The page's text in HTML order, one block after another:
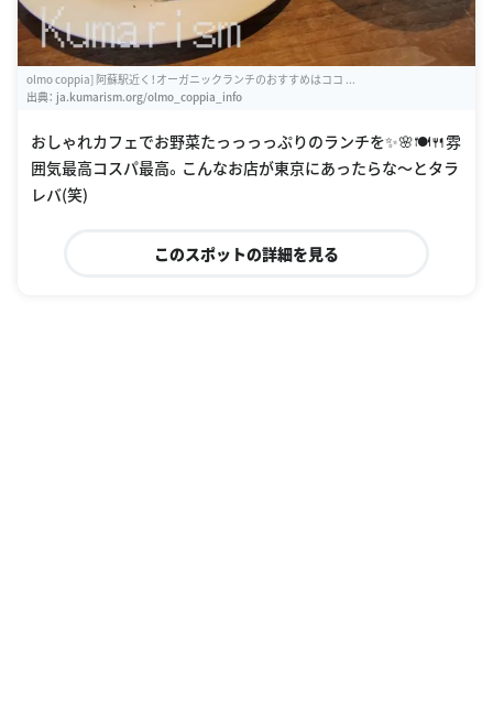
olmo coppia] 阿蘇駅近く！オーガニックランチのおすすめはココ ...
出典： ja.kumarism.org/olmo_coppia_info
おしゃれカフェでお野菜たっっっっぷりのランチを✨🌸🍽🍴雰
囲気最高コスパ最高。こんなお店が東京にあったらな〜とタラ
レバ(笑)
このスポットの詳細を見る